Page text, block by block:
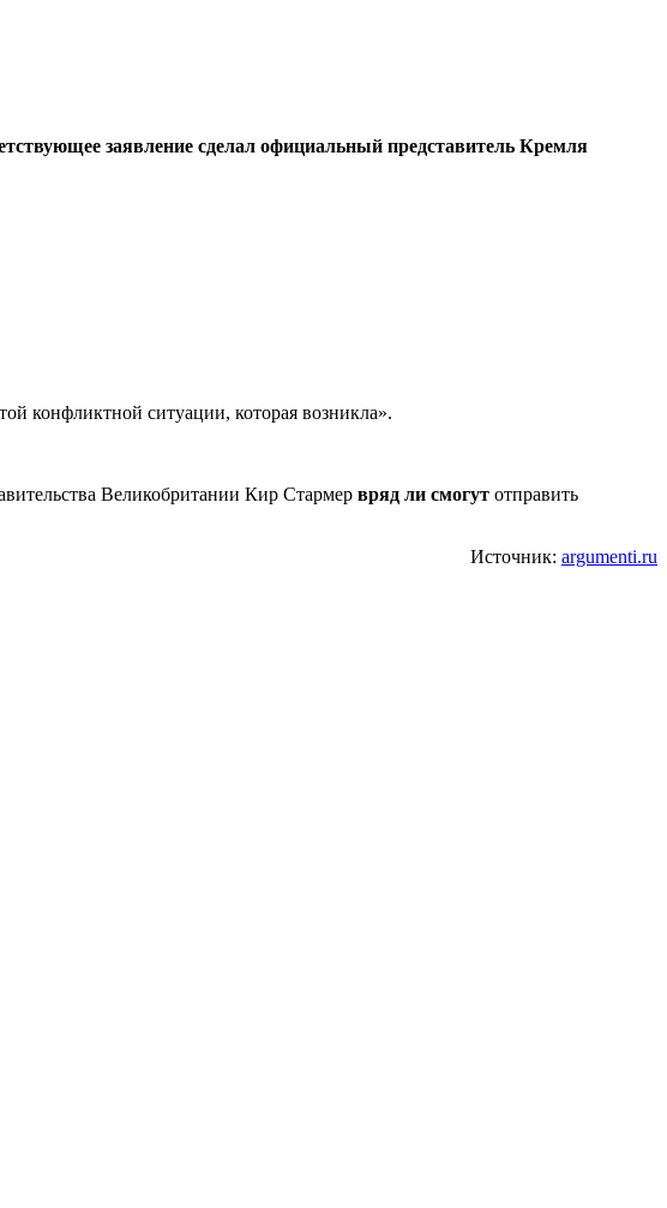
заявление сделал официальный представитель Кремля
конфликтной ситуации, которая возникла».
Великобритании Кир Стармер вряд ли смогут отправить
Источник: argumenti.ru